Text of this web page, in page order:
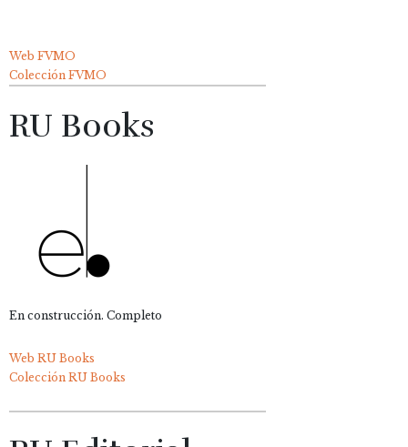
Web FVMO
Colección FVMO
RU Books
En construcción. Completo
Web RU Books
Colección RU Books